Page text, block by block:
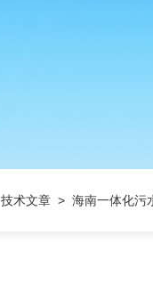
技术文章 > 海南一体化污